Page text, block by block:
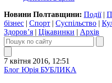
Новини Полтавщини: Події|
бізнес | Спорт | Суспільство |
Здоров’я | Цікавинки | Архів
7 квітня 2016, 12:51
Блог Юрія БУБЛИКА